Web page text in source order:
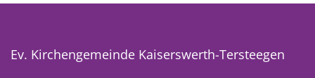
Ev. Kirchengemeinde Kaiserswerth-Tersteegen